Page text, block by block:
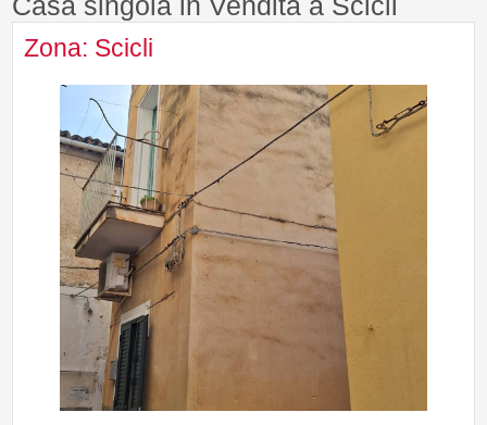
Zona: Scicli